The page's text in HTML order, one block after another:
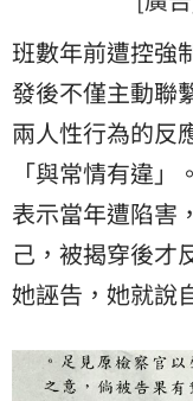
班數年前遭控強
發後不僅主動聯
兩人性行為的反
「與常情有違
表示當年遭陷害
己，被揭穿後才
她誣告，她就說